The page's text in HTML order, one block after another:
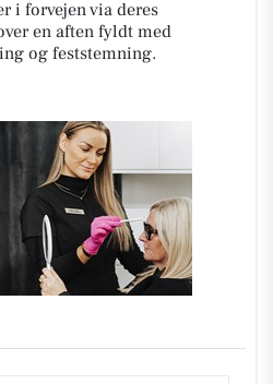
i forvejen via deres
en aften fyldt med
og feststemning.